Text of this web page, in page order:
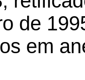
de
em